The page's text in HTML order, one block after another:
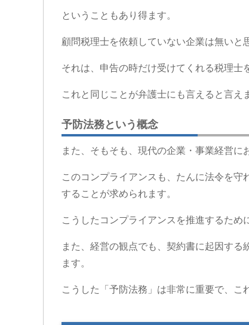
ということもあり得ます。
顧問税理士を依頼していない企業は無いと
それは、申告の時だけ受けてくれる税理士
これと同じことが弁護士にも言えると言え
予防法務という概念
また、そもそも、現代の企業・事業経営に
このコンプライアンスも、たんに法令を
することが求められます。
こうしたコンプライアンスを推進するため
また、経営の観点でも、契約書に起因す
ます。
こうした「予防法務」は非常に重要で、こ